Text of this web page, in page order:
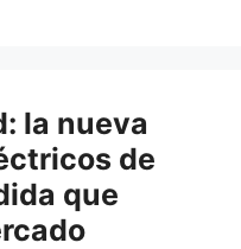
la nueva
de
que